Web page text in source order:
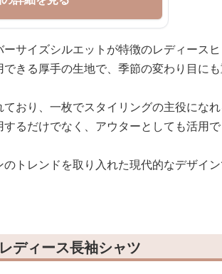
サイズシルエットが特徴のレディースヒ
きる厚手の生地で、季節の変わり目にも
おり、一枚でスタイリングの主役になれ
るだけでなく、アウターとしても活用で
トレンドを取り入れた現代的なデザイ
ディース長袖シャツ